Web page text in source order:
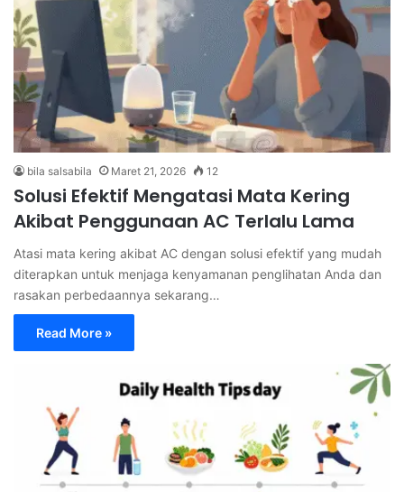
bila salsabila Maret 21, 2026 12
Solusi Efektif Mengatasi Mata Kering
Akibat Penggunaan AC Terlalu Lama
Atasi mata kering akibat AC dengan solusi efektif yang mudah
diterapkan untuk menjaga kenyamanan penglihatan Anda dan
rasakan perbedaannya sekarang…
Read More »